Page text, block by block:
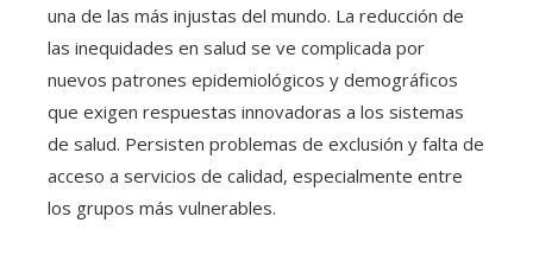
una de las más injustas del mundo. La reducción de
las inequidades en salud se ve complicada por
nuevos patrones epidemiológicos y demográficos
que exigen respuestas innovadoras a los sistemas
de salud. Persisten problemas de exclusión y falta de
acceso a servicios de calidad, especialmente entre
los grupos más vulnerables.